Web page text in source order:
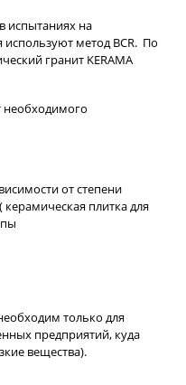
испытаниях на
метод BCR. По
гранит KERAMA
необходимого
от степени
плитка для
только для
предприятий, куда
вещества).